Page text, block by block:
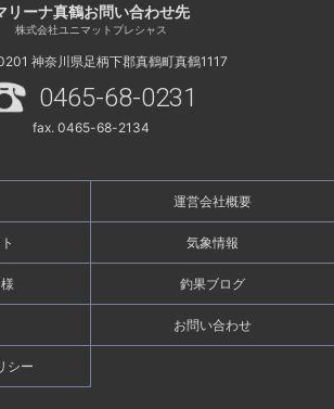
リーナ真鶴お問い合わせ先
株式会社ユニマットプレシャス
神奈川県足柄下郡真鶴町真鶴1117
0465-68-0231
fax. 0465-68-2134
運営会社概要
気象情報
釣果ブログ
お問い合わせ
シー